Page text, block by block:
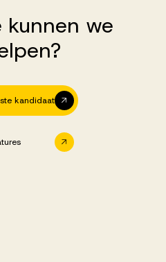
kunnen we
kandidaat